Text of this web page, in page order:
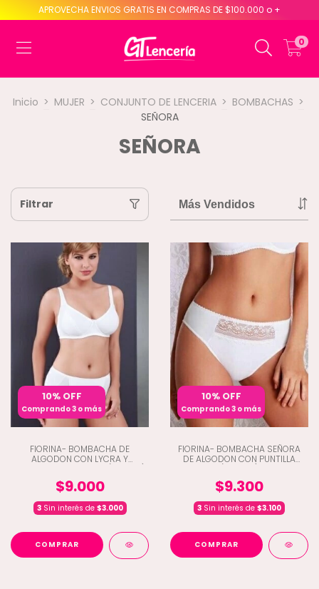
APROVECHA ENVIOS GRATIS EN COMPRAS DE $100.000 o +
0
Inicio > MUJER > CONJUNTO DE LENCERIA > BOMBACHAS >
SEÑORA
SEÑORA
Filtrar
10% OFF
Comprando 3 o más
FIORINA- BOMBACHA DE
ALGODON CON LYCRA Y
$9.000
3Sin interés de $3.000
COMPRAR
10% OFF
Comprando 3 o más
FIORINA- BOMBACHA SEÑORA
DE ALGODON CON PUNTILLA
$9.300
3 Sin interés de $3.100
COMPRAR